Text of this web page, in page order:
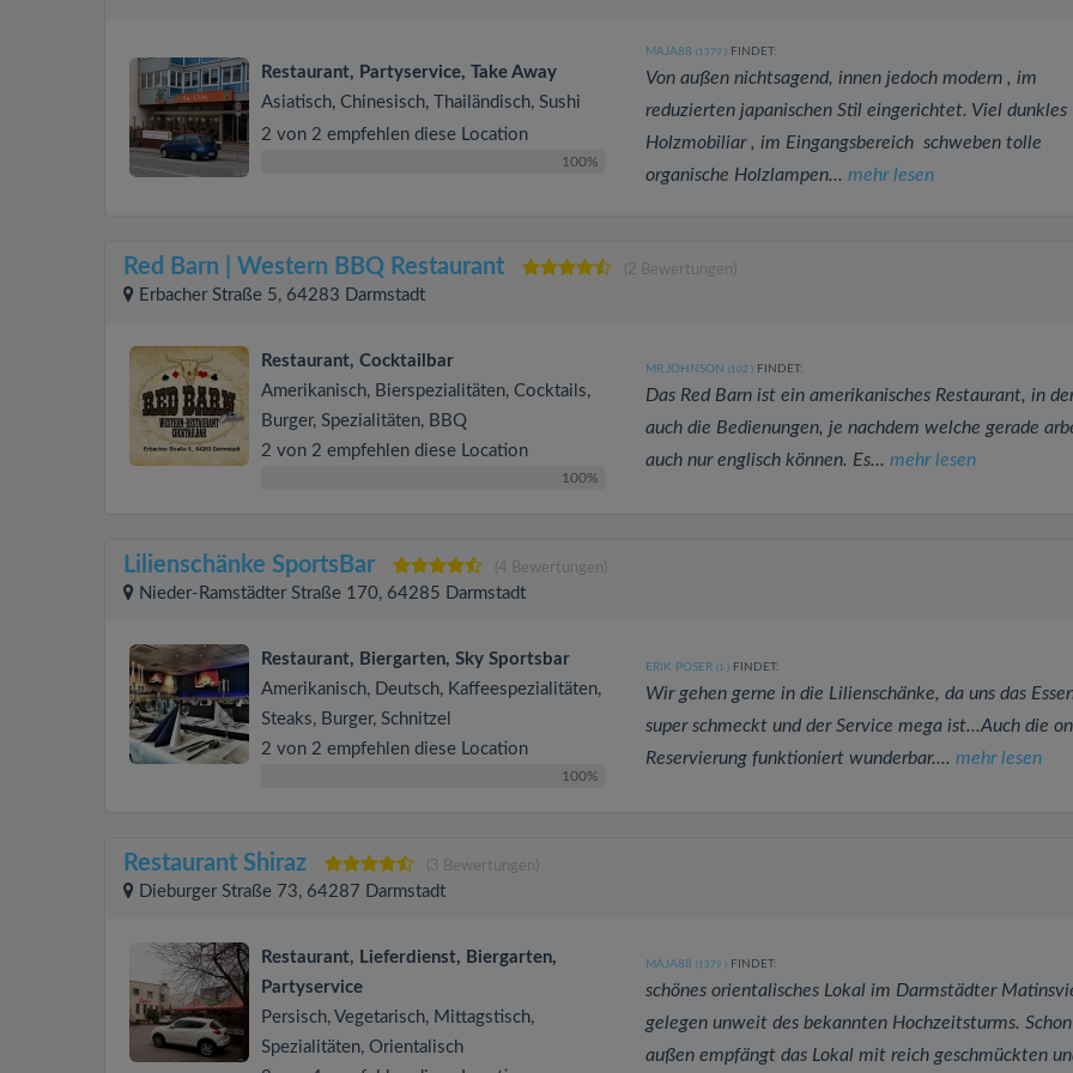
Restaurant, Partyservice, Take Away
Asiatisch, Chinesisch, Thailändisch, Sushi
2 von 2 empfehlen diese Location
100%
MAJA88 (1379 )FINDET:
Von außen nichtsagend, innen jedoch modern , im
reduzierten japanischen Stil eingerichtet. Viel dunkles
Holzmobiliar , im Eingangsbereich schweben tolle
organische Holzlampen... mehr lesen
Red Barn | Western BBQ Restaurant (2 Bewertungen)
Erbacher Straße 5, 64283 Darmstadt
Restaurant, Cocktailbar
Amerikanisch, Bierspezialitäten, Cocktails,
Burger, Spezialitäten, BBQ
2 von 2 empfehlen diese Location
100%
MR.JOHNSON (102 )FINDET:
Das Red Barn ist ein amerikanisches Restaurant, in
auch die Bedienungen, je nachdem welche gerade
auch nur englisch können. Es... mehr lesen
Lilienschänke SportsBar (4 Bewertungen)
Nieder-Ramstädter Straße 170, 64285 Darmstadt
Restaurant, Biergarten, Sky Sportsbar
Amerikanisch, Deutsch, Kaffeespezialitäten,
Steaks, Burger, Schnitzel
2 von 2 empfehlen diese Location
100%
ERIK POSER (1 )FINDET:
Wir gehen gerne in die Lilienschänke, da uns das
super schmeckt und der Service mega ist...Auch die
Reservierung funktioniert wunderbar.... mehr lesen
Restaurant Shiraz (3 Bewertungen)
Dieburger Straße 73, 64287 Darmstadt
Restaurant, Lieferdienst, Biergarten,
Partyservice
Persisch, Vegetarisch, Mittagstisch,
Spezialitäten, Orientalisch
MAJA88 (1379 )FINDET:
schönes orientalisches Lokal im Darmstädter
gelegen unweit des bekannten Hochzeitsturms.
außen empfängt das Lokal mit reich geschmückten